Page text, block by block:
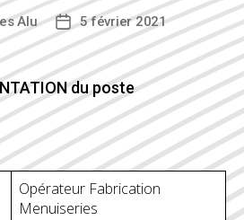
Alu
Date
de
l’article
5 février 2021
du poste
Opérateur Fabrication
Menuiseries